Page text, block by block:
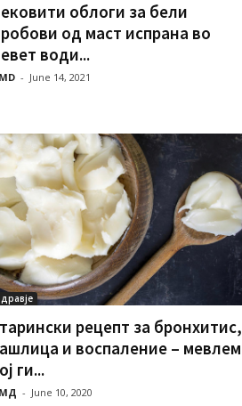
облоги за бели
од маст испрана во
води...
- June 14, 2021
рецепт за бронхитис,
и воспаление – мевлем
ги...
- June 10, 2020